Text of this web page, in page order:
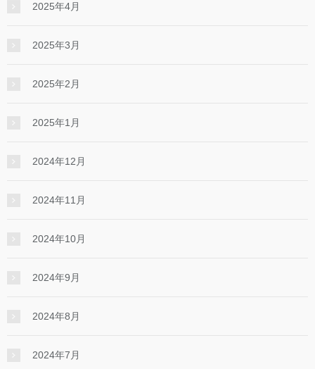
2025年4月
2025年3月
2025年2月
2025年1月
2024年12月
2024年11月
2024年10月
2024年9月
2024年8月
2024年7月